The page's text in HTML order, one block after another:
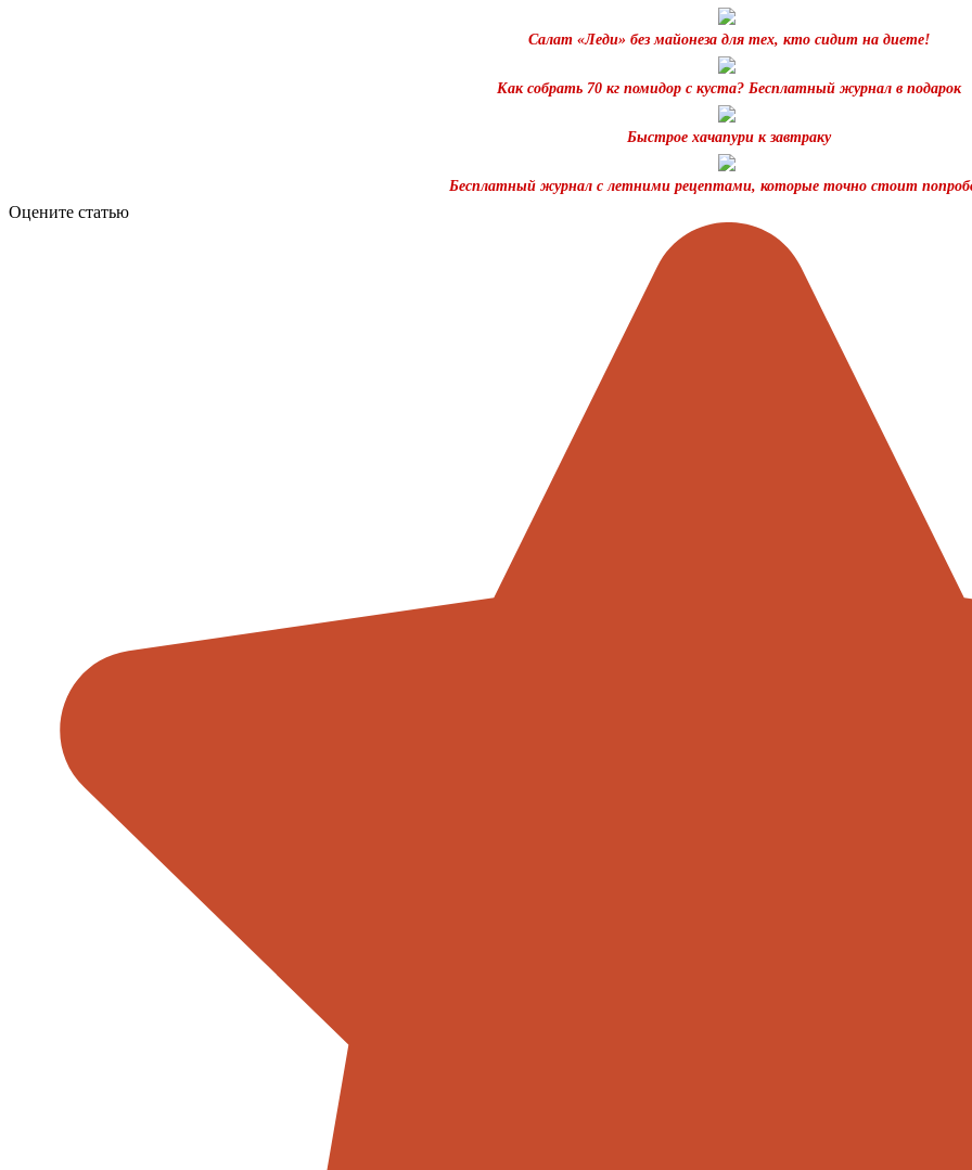
Салат «Леди» без майонеза для тех, кто сидит на диете!
Как собрать 70 кг помидор с куста? Бесплатный журнал в подарок
Быстрое хачапури к завтраку
Бесплатный журнал с летними рецептами, которые точно стоит
Оцените статью